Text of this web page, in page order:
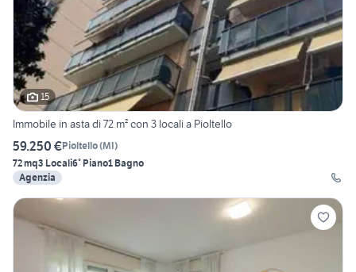
15
Immobile in asta di 72 m² con 3 locali a Pioltello
59.250 €Pioltello(MI)
72 mq3 Locali6° Piano1 Bagno
Agenzia